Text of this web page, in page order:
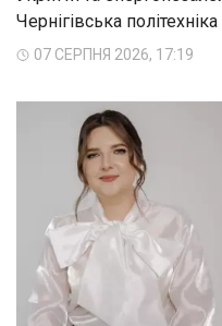
Чернігівська
07 СЕРПНЯ 2026, 17:19